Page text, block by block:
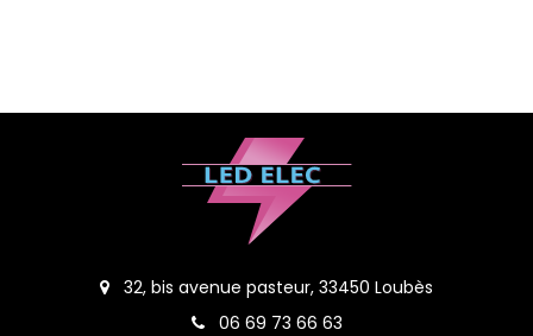
32, bis avenue pasteur, 33450 Loubès
06 69 73 66 63